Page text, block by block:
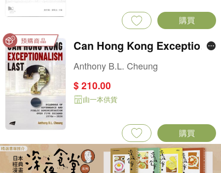
購買
Can Hong Kong Exceptional
ism Last?: Dilemmas of Gov
ernance and Public Adminis
tration over Five Decades, 1
970s–2020
Anthony B.L. Cheung
$ 210.00
由一本供貨
購買